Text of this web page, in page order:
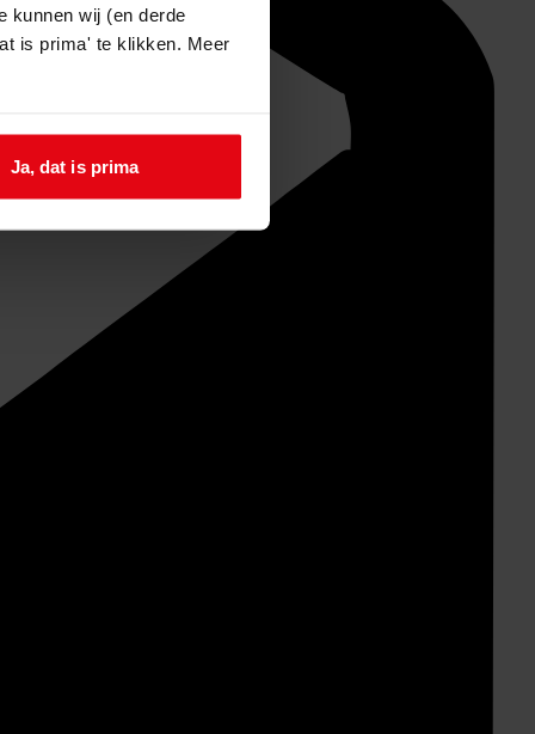
kunnen wij (en derde
is prima' te klikken. Meer
Ja, dat is prima